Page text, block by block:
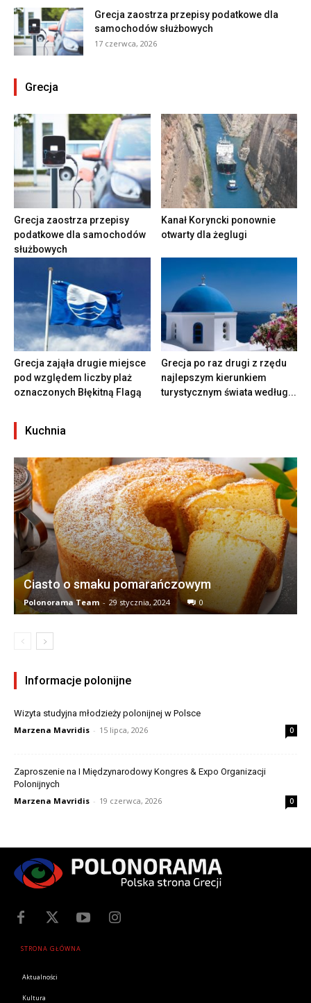
Grecja zaostrza przepisy podatkowe dla
samochodów służbowych
17 czerwca, 2026
Grecja
Grecja zaostrza przepisy
podatkowe dla samochodów
służbowych
Kanał Koryncki ponownie
otwarty dla żeglugi
Grecja zająła drugie miejsce
pod względem liczby plaż
oznaczonych Błękitną Flagą
Grecja po raz drugi z rzędu
najlepszym kierunkiem
turystycznym świata według...
Kuchnia
Ciasto o smaku pomarańczowym
Polonorama Team - 29 stycznia, 2024 0
Informacje polonijne
Wizyta studyjna młodzieży polonijnej w Polsce
Marzena Mavridis - 15 lipca, 2026 0
Zaproszenie na I Międzynarodowy Kongres & Expo Organizacji
Polonijnych
Marzena Mavridis - 19 czerwca, 2026 0
STRONA GŁÓWNA
Aktualności
Kultura